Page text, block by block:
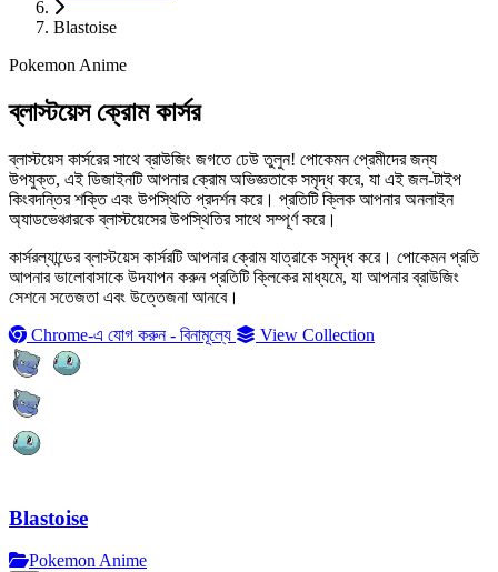
Blastoise
Pokemon Anime
ব্লাস্টয়েস ক্রোম কার্সর
ব্লাস্টয়েস কার্সরের সাথে ব্রাউজিং জগতে ঢেউ তুলুন! পোকেমন প্রেমীদের জন্য
উপযুক্ত, এই ডিজাইনটি আপনার ক্রোম অভিজ্ঞতাকে সমৃদ্ধ করে, যা এই জল-টাইপ
কিংবদন্তির শক্তি এবং উপস্থিতি প্রদর্শন করে। প্রতিটি ক্লিক আপনার অনলাইন
অ্যাডভেঞ্চারকে ব্লাস্টয়েসের উপস্থিতির সাথে সম্পূর্ণ করে।
কার্সরল্যান্ডের ব্লাস্টয়েস কার্সরটি আপনার ক্রোম যাত্রাকে সমৃদ্ধ করে। পোকেমন প্রতি
আপনার ভালোবাসাকে উদযাপন করুন প্রতিটি ক্লিকের মাধ্যমে, যা আপনার ব্রাউজিং
সেশনে সতেজতা এবং উত্তেজনা আনবে।
Chrome-এ যোগ করুন - বিনামূল্যে
View Collection
Blastoise
Pokemon Anime